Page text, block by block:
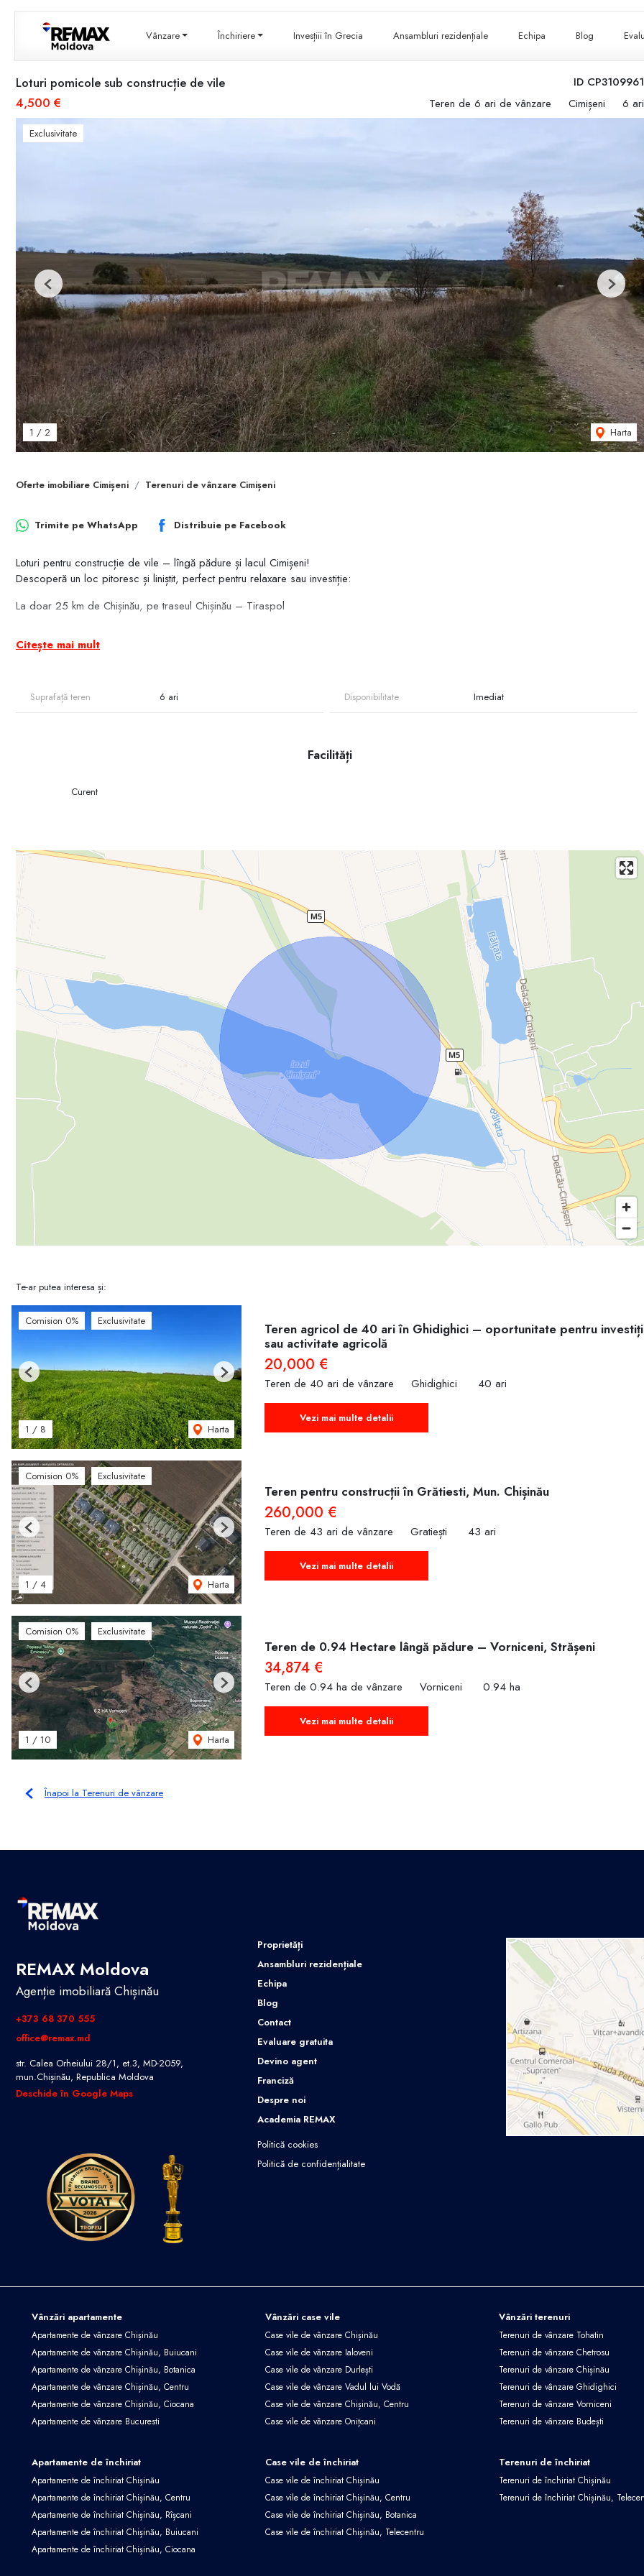
Vânzare Închiriere Invesțiii în Grecia Ansambluri rezidențiale Echipa Blog
ID CP3109961
Loturi pomicole sub construcție de vile
4,500 €
Teren de 6 ari de vânzare Cimișeni 6 ari
Exclusivitate
1 / 2 Harta
Previous Next
Oferte imobiliare Cimișeni Terenuri de vânzare Cimișeni
Trimite pe WhatsApp Distribuie pe Facebook
Loturi pentru construcție de vile – lîngă pădure și lacul Cimișeni!
Descoperă un loc pitoresc și liniștit, perfect pentru relaxare sau investiție:
La doar 25 km de Chișinău, pe traseul Chișinău – Tiraspol
Citește mai mult
Suprafață teren 6 ari Disponibilitate Imediat
Facilități
Curent
Te-ar putea interesa și:
Comision 0% Exclusivitate
1 / 8 Harta
Previous Next
Teren agricol de 40 ari în Ghidighici – oportunitate pentru
sau activitate agricolă
20,000 €
Teren de 40 ari de vânzare Ghidighici 40 ari
Vezi mai multe detalii
Comision 0% Exclusivitate
1 / 4 Harta
Previous Next
Teren pentru construcții în Grătiesti, Mun. Chișinău
260,000 €
Teren de 43 ari de vânzare Gratiești 43 ari
Vezi mai multe detalii
Comision 0% Exclusivitate
1 / 10 Harta
Previous Next
Teren de 0.94 Hectare lângă pădure – Vorniceni, Strășeni
34,874 €
Teren de 0.94 ha de vânzare Vorniceni 0.94 ha
Vezi mai multe detalii
Înapoi la Terenuri de vânzare
REMAX Moldova
Agenție imobiliară Chișinău
+373 68 370 555
office@remax.md
str. Calea Orheiului 28/1, et.3, MD-2059,
mun.Chișinău, Republica Moldova
Deschide în Google Maps
Proprietăți
Ansambluri rezidențiale
Echipa
Blog
Contact
Evaluare gratuita
Devino agent
Franciză
Despre noi
Academia REMAX
Politică cookies
Politică de confidențialitate
Vânzări apartamente
Apartamente de vânzare Chișinău
Apartamente de vânzare Chișinău, Buiucani
Apartamente de vânzare Chișinău, Botanica
Apartamente de vânzare Chișinău, Centru
Apartamente de vânzare Chișinău, Ciocana
Apartamente de vânzare Bucuresti
Vânzări case vile
Case vile de vânzare Chișinău
Case vile de vânzare Ialoveni
Case vile de vânzare Durlești
Case vile de vânzare Vadul lui Vodă
Case vile de vânzare Chișinău, Centru
Case vile de vânzare Onițcani
Vânzări terenuri
Terenuri de vânzare Tohatin
Terenuri de vânzare Chetrosu
Terenuri de vânzare Chișinău
Terenuri de vânzare Ghidighici
Terenuri de vânzare Vorniceni
Terenuri de vânzare Budești
Apartamente de închiriat
Apartamente de închiriat Chișinău
Apartamente de închiriat Chișinău, Centru
Apartamente de închiriat Chișinău, Rîșcani
Apartamente de închiriat Chișinău, Buiucani
Apartamente de închiriat Chișinău, Ciocana
Case vile de închiriat
Case vile de închiriat Chișinău
Case vile de închiriat Chișinău, Centru
Case vile de închiriat Chișinău, Botanica
Case vile de închiriat Chișinău, Telecentru
Terenuri de închiriat
Terenuri de închiriat Chișinău
Terenuri de închiriat Chișinău,